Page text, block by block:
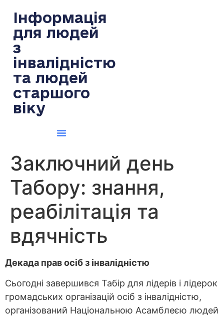
Інформація
для людей
з
інвалідністю
та людей
старшого
віку
Заключний день
Табору: знання,
реабілітація та
вдячність
Декада прав осіб з інвалідністю
Сьогодні завершився Табір для лідерів і лідерок
громадських організацій осіб з інвалідністю,
організований Національною Асамблеєю людей